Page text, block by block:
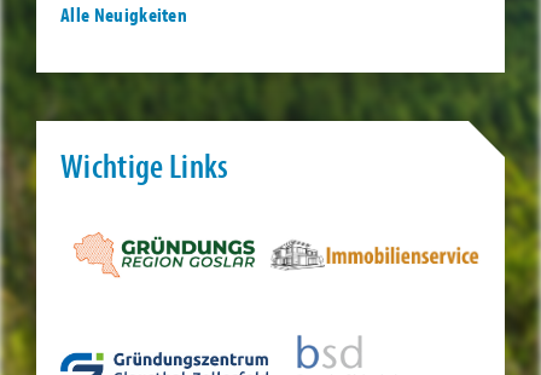
Alle Neuigkeiten
Wichtige Links